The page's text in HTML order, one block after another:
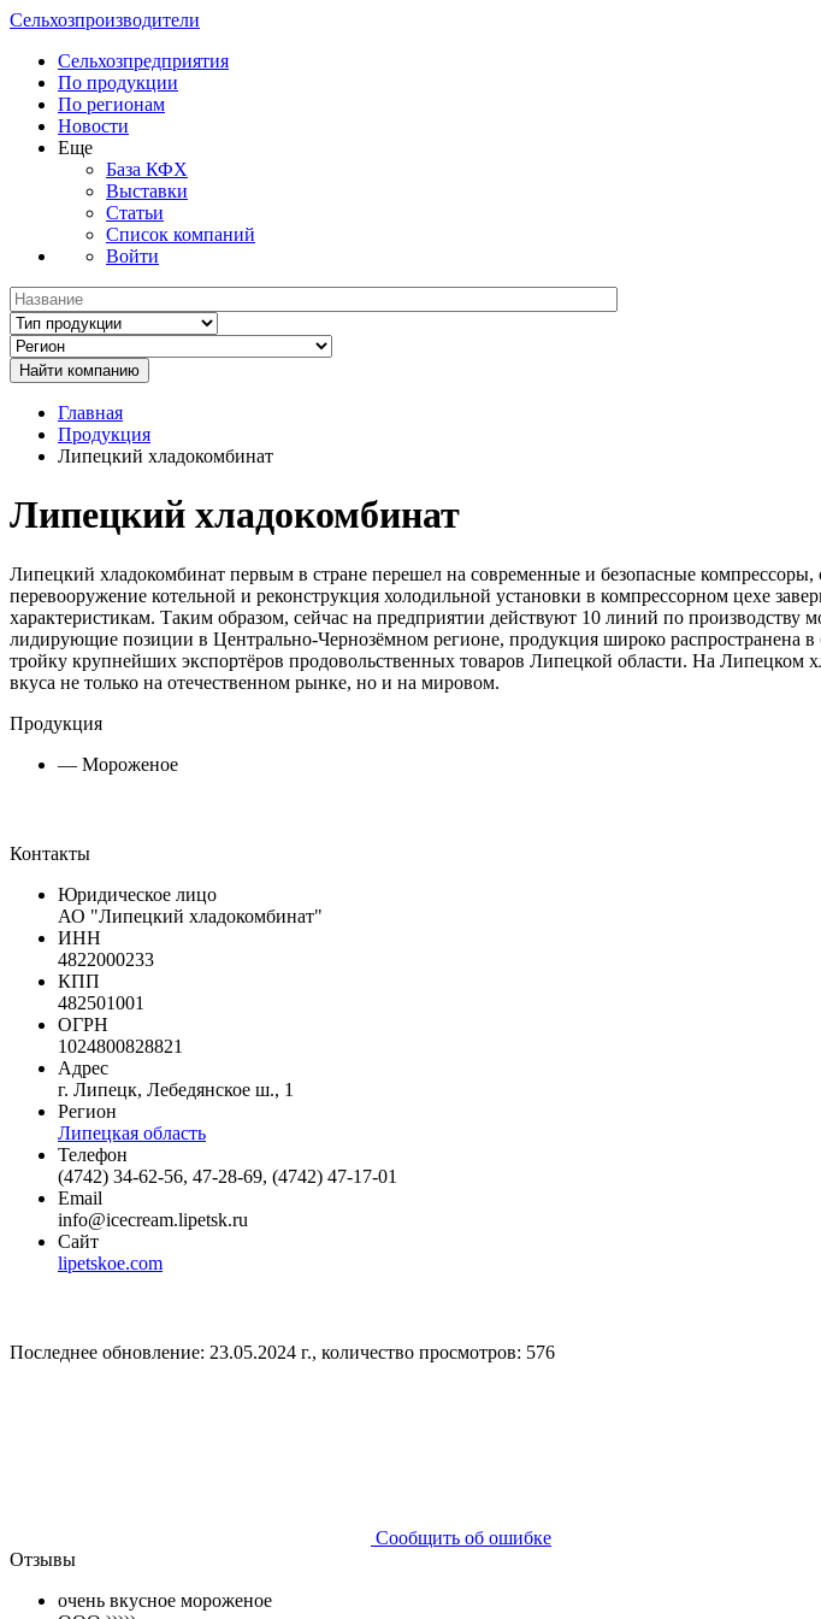
Сельхозпроизводители
Сельхозпредприятия
По продукции
По регионам
Новости
Еще
База КФХ
Выставки
Статьи
Список компаний
Войти
Главная
Продукция
Липецкий хладокомбинат
Липецкий хладокомбинат
Липецкий хладокомбинат первым в стране перешел на современные и безопасные
перевооружение котельной и реконструкция холодильной установки в компрессорном цехе
характеристикам. Таким образом, сейчас на предприятии действуют 10 линий по
лидирующие позиции в Центрально-Чернозёмном регионе, продукция широко распространена
тройку крупнейших экспортёров продовольственных товаров Липецкой области. На Липецком
вкуса не только на отечественном рынке, но и на мировом.
Продукция
— Мороженое
Контакты
Юридическое лицо
АО "Липецкий хладокомбинат"
ИНН
4822000233
КПП
482501001
ОГРН
1024800828821
Адрес
г. Липецк, Лебедянское ш., 1
Регион
Липецкая область
Телефон
(4742) 34-62-56, 47-28-69, (4742) 47-17-01
Email
info@icecream.lipetsk.ru
Сайт
lipetskoe.com
Последнее обновление: 23.05.2024 г., количество просмотров: 576
Сообщить об ошибке
Отзывы
очень вкусное мороженое